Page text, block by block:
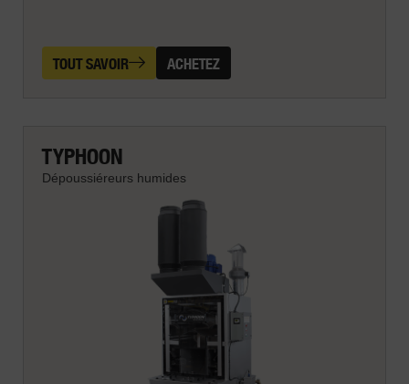
TOUT SAVOIR ACHETEZ
TYPHOON
Dépoussiéreurs humides